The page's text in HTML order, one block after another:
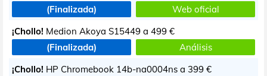
(Finalizada)
Web oficial
¡Chollo! Medion Akoya S15449 a 499 €
(Finalizada)
Análisis
¡Chollo! HP Chromebook 14b-na0004ns a 399 €